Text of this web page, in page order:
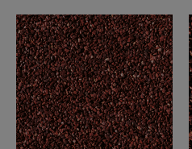
variant.
Možnosti
lze
vybrat
na
stránce
produktu